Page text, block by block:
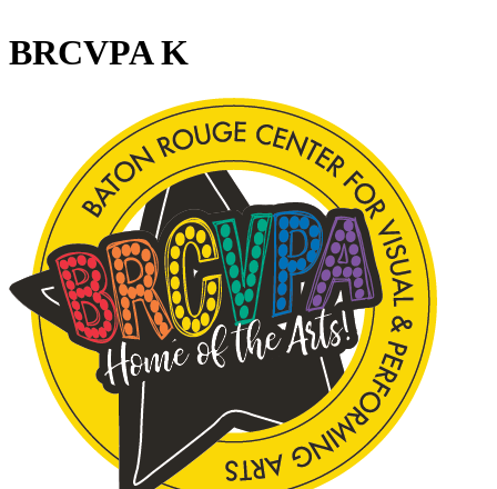
BRCVPA K